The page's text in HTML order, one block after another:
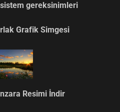
gereksinimleri
Grafik Simgesi
Resimi İndir